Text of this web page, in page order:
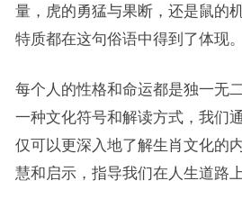
量，虎的勇猛与果断，还是鼠的
特质都在这句俗语中得到了体现。
每个人的性格和命运都是独一无
一种文化符号和解读方式，我们
仅可以更深入地了解生肖文化的
慧和启示，指导我们在人生道路